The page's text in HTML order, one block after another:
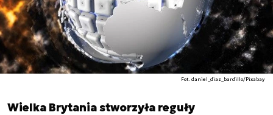
Fot. daniel_diaz_bardillo/Pixabay
Wielka Brytania stworzyła reguły